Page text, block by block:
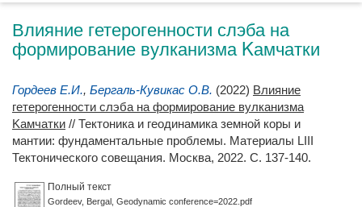
Влияние гетерогенности слэба на
формирование вулканизма Kамчатки
Гордеев Е.И., Бергаль-Кувикас О.В. (2022) Влияние
гетерогенности слэба на формирование вулканизма
Kамчатки // Тектоника и геодинамика земной коры и
мантии: фундаментальные проблемы. Материалы LIII
Тектонического совещания. Москва, 2022. С. 137-140.
Полный текст
Gordeev, Bergal, Geodynamic conference=2022.pdf